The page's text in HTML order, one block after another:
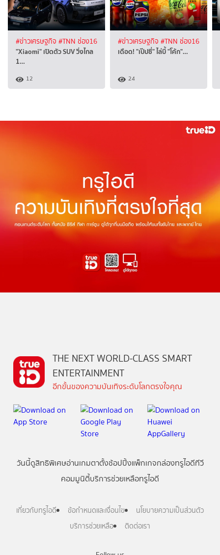
#ข่าวเศรษฐกิจ #TNN ช่อง16
"Xiaomi" เปิดตัว SUV วิ่งไกล
1…
12
#ข่าวเศรษฐกิจ #TNN ช่อง16
เดือด! "เป๊ปซี่" ไล่บี้ "โค้ก"…
24
THE NEXT WORLD-CLASS SMART
ENTERTAINMENT
อีกขั้นของความบันเทิงระดับโลกตรงใจคุณ
วันนี้ดูสิทธิพิเศษอ่านเกมตาตั้งช้อปปิ้งแพ็กเกจกล่องทรูไอดีทีวี
คอมมูนิตี้บริการช่วยเหลือทรูไอดี
เกี่ยวกับทรูไอดี ข้อกำหนดและเงื่อนไข
นโยบายความเป็นส่วนตัว
บริการช่วยเหลือ
ติดต่อเรา